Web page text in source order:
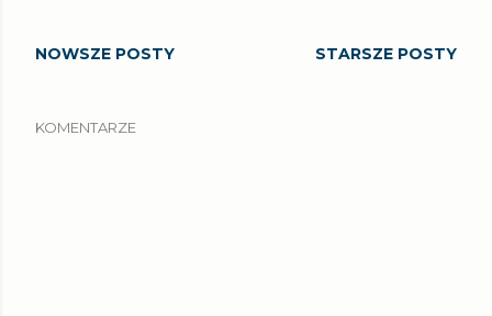
NOWSZE POSTY STARSZE POSTY
KOMENTARZE